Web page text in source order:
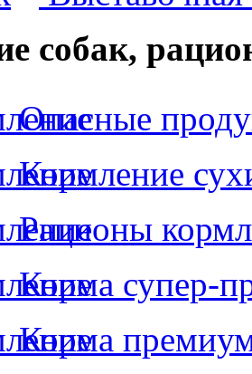
собак,
Опасные
Кормление
Рационы
Корма супер-
Корма премиум